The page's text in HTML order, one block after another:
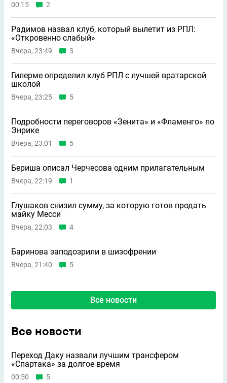
00:15 2
Радимов назвал клуб, который вылетит из РПЛ:
«Откровенно слабый»
Вчера, 23:49 3
Гилерме определил клуб РПЛ с лучшей вратарской
школой
Вчера, 23:25 5
Подробности переговоров «Зенита» и «Фламенго» по
Энрике
Вчера, 23:01 5
Бериша описал Черчесова одним прилагательным
Вчера, 22:19 1
Глушаков снизил сумму, за которую готов продать
майку Месси
Вчера, 22:03 4
Баринова заподозрили в шизофрении
Вчера, 21:40 5
Все новости
Все новости
Переход Даку назвали лучшим трансфером
«Спартака» за долгое время
00:50 5